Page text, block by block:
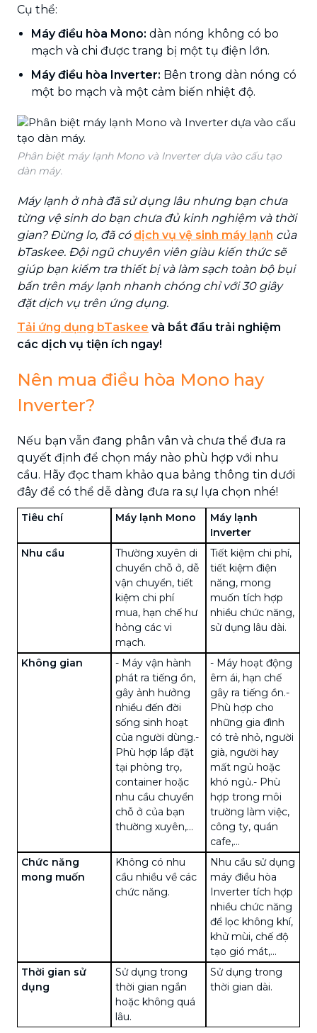
Cụ thể:
Máy điều hòa Mono: dàn nóng không có bo
mạch và chi được trang bị một tụ điện lớn.
Máy điều hòa Inverter: Bên trong dàn nóng có
một bo mạch và một cảm biến nhiệt độ.
Phân biệt máy lạnh Mono và Inverter dựa vào cấu tạo
dàn máy.
Máy lạnh ở nhà đã sử dụng lâu nhưng bạn chưa
từng vệ sinh do bạn chưa đủ kinh nghiệm và thời
gian? Đừng lo, đã có dịch vụ vệ sinh máy lạnh của
bTaskee. Đội ngũ chuyên viên giàu kiến thức sẽ
giúp bạn kiểm tra thiết bị và làm sạch toàn bộ bụi
bẩn trên máy lạnh nhanh chóng chỉ với 30 giây
đặt dịch vụ trên ứng dụng.
Tải ứng dụng bTaskee và bắt đầu trải nghiệm
các dịch vụ tiện ích ngay!
Nên mua điều hòa Mono hay
Inverter?
Nếu bạn vẫn đang phân vân và chưa thể đưa ra
quyết định để chọn máy nào phù hợp với nhu
cầu. Hãy đọc tham khảo qua bảng thông tin dưới
đây để có thể dễ dàng đưa ra sự lựa chọn nhé!
Tiêu chí Máy lạnh Mono
Máy lạnh
Inverter
Nhu cầu
Thường xuyên di
chuyển chỗ ở, dễ
vận chuyển, tiết
kiệm chi phí
mua, hạn chế hư
hỏng các vi
mạch.
Tiết kiệm chi phí,
tiết kiệm điện
năng, mong
muốn tích hợp
nhiều chức năng,
sử dụng lâu dài.
Không gian
- Máy vận hành
phát ratiếng ồn,
gây ảnh hưởng
nhiều đến đời
sống sinh hoạt
của người dùng.-
Phù hợp lắp đặt
tại phòng trọ,
container hoặc
nhu cầu chuyển
chỗ ở của bạn
thường xuyên,...
- Máy hoạt động
êm ái, hạn chế
gây ra tiếng ồn.-
Phù hợp cho
những gia đình
có trẻ nhỏ, người
già, người hay
mất ngủ hoặc
khó ngủ.- Phù
hợp trong môi
trường làm việc,
công ty, quán
cafe,...
Chức năng
mong muốn
Không có nhu
cầu nhiều về các
chức năng.
Nhu cầu sử dụng
máy điều hòa
Inverter tích hợp
nhiều chức năng
để lọc không khí,
khử mùi, chế độ
tạo gió mát,...
Thời gian sử
dụng
Sử dụng trong
thời gian ngắn
hoặc không quá
lâu.
Sử dụng trong
thời gian dài.